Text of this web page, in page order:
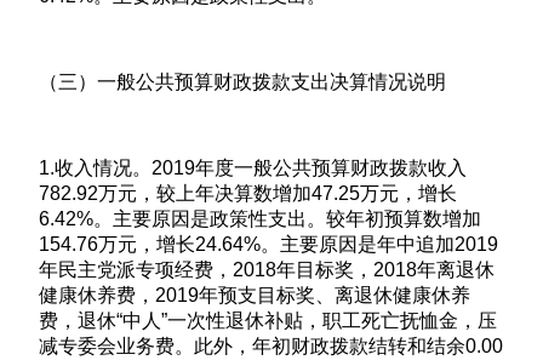
（三）一般公共预算财政拨款支出决算情况说明
1.收入情况。2019年度一般公共预算财政拨款收入
782.92万元，较上年决算数增加47.25万元，增长
6.42%。主要原因是政策性支出。较年初预算数增加
154.76万元，增长24.64%。主要原因是年中追加2019
年民主党派专项经费，2018年目标奖，2018年离退休
健康休养费，2019年预支目标奖、离退休健康休养
费，退休“中人”一次性退休补贴，职工死亡抚恤金，压
减专委会业务费。此外，年初财政拨款结转和结余0.00